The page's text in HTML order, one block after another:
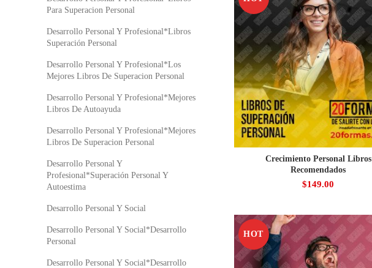
Crecimiento Personal Libros
Recomendados
$149.00
HOT
Para Superacion Personal
Desarrollo Personal Y Profesional*Libros
Superación Personal
Desarrollo Personal Y Profesional*Los
Mejores Libros De Superacion Personal
Desarrollo Personal Y Profesional*Mejores
Libros De Autoayuda
Desarrollo Personal Y Profesional*Mejores
Libros De Superacion Personal
Desarrollo Personal Y
Profesional*Superación Personal Y
Autoestima
Desarrollo Personal Y Social
Desarrollo Personal Y Social*Desarrollo
Personal
Desarrollo Personal Y Social*Desarrollo